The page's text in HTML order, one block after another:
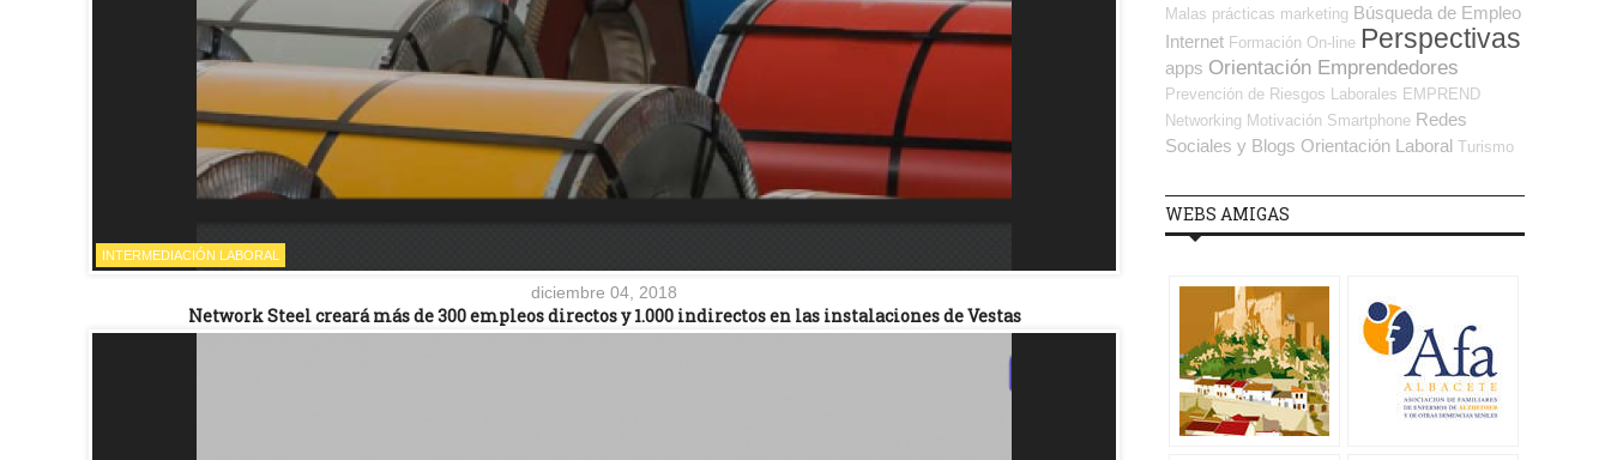
INTERMEDIACIÓN LABORAL
diciembre 04, 2018
Network Steel creará más de 300 empleos directos y 1.000 indirectos en las instalaciones de Vestas
Malas prácticas marketing Búsqueda de Empleo
Internet Formación On-line Perspectivas
apps Orientación Emprendedores
Prevención de Riesgos Laborales EMPREND
Networking Motivación Smartphone Redes
Sociales y Blogs Orientación Laboral Turismo
WEBS AMIGAS